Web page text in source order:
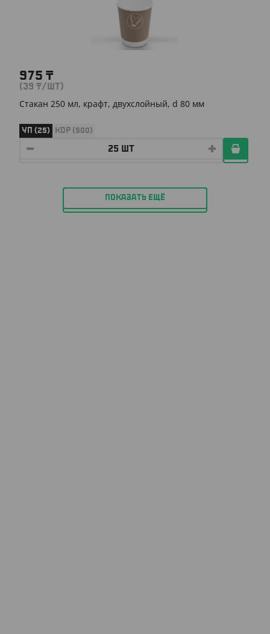
975 ₸
(39 ₸/ШТ)
Стакан 250 мл, крафт, двухслойный, d 80 мм
УП (25) КОР (500)
ПОКАЗАТЬ ЕЩЁ